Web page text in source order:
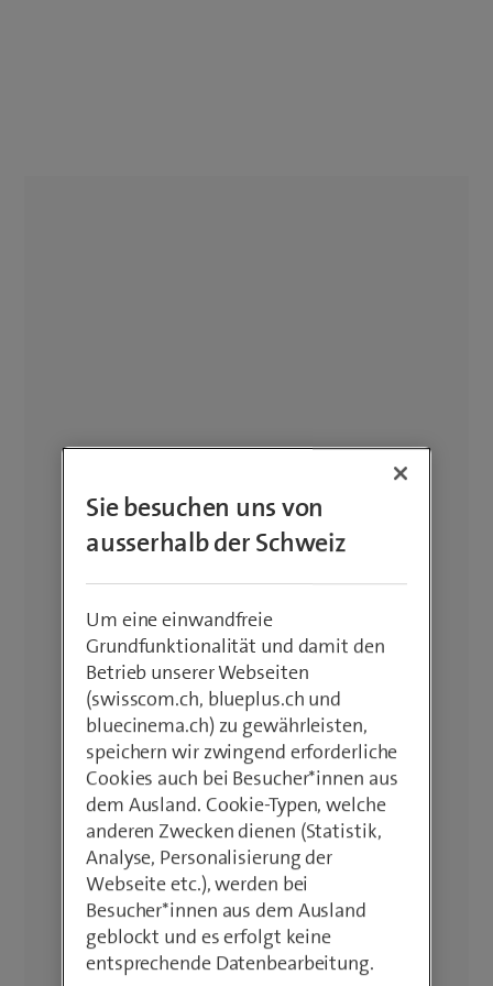
Sie besuchen uns von
ausserhalb der Schweiz
Um eine einwandfreie
Grundfunktionalität und damit den
Betrieb unserer Webseiten
(swisscom.ch, blueplus.ch und
bluecinema.ch) zu gewährleisten,
speichern wir zwingend erforderliche
Cookies auch bei Besucher*innen aus
dem Ausland. Cookie-Typen, welche
anderen Zwecken dienen (Statistik,
Analyse, Personalisierung der
Webseite etc.), werden bei
Besucher*innen aus dem Ausland
geblockt und es erfolgt keine
entsprechende Datenbearbeitung.